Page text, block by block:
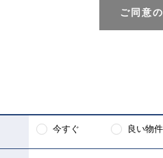
ご同意
今すぐ 良い物